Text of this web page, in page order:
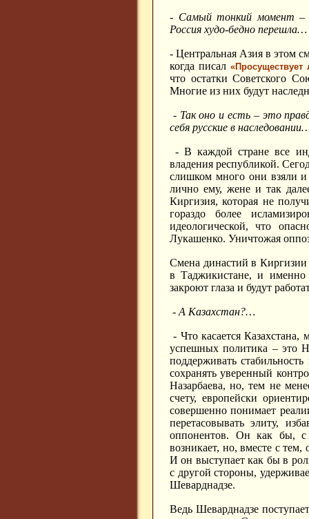
- Самый тонкий момент –
Россия худо-бедно перешла…
- Центральная Азия в этом
когда писал
что остатки Советского
Многие из них будут
- Так оно и есть – это
себя русские в
- В каждой стране все
владения республикой.
слишком много они взяли
лично ему, жене и так
Киргизия, которая не
гораздо более
идеологической, что
Лукашенко. Уничтожая
Смена династий в
в Таджикистане, и именно
закроют глаза и будут
- А Казахстан?…
- Что касается
успешных политика – это
поддерживать
сохранять уверенный
Назарбаева, но, тем не
счету, европейски
совершенно понимает
перетасовывать элиту,
оппонентов. Он как бы, с
возникает, но, вместе с
И он выступает как бы в
с другой стороны,
Шеварднадзе.
Ведь Шеварднадзе